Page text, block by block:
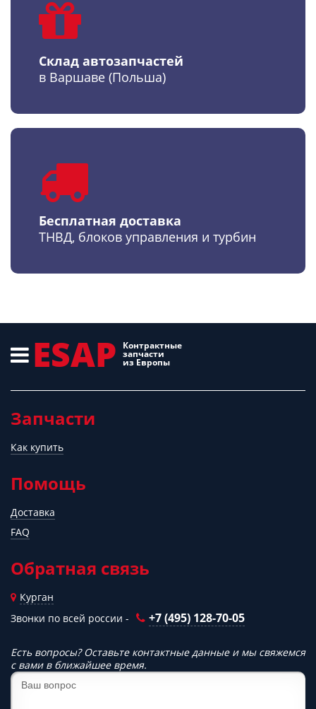
Склад автозапчастей
в Варшаве (Польша)
Бесплатная доставка
ТНВД, блоков управления и турбин
ESAP Контрактные
запчасти
из Европы
Запчасти
Как купить
Помощь
Доставка
FAQ
Обратная связь
Курган
Звонки по всей россии -
+7 (495) 128-70-05
Есть вопросы? Оставьте контактные данные и мы свяжемся
с вами в ближайшее время.